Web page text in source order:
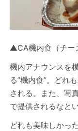
▲CA機内食（チー
機内アナウンスを
る”機内食”。どれ
される。また、写
で提供されるなと
どれも美味しかっ